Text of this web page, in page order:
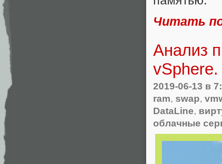
Читать
Анализ
2019-06-13 в
ram, swap,
DataLine,
облачные